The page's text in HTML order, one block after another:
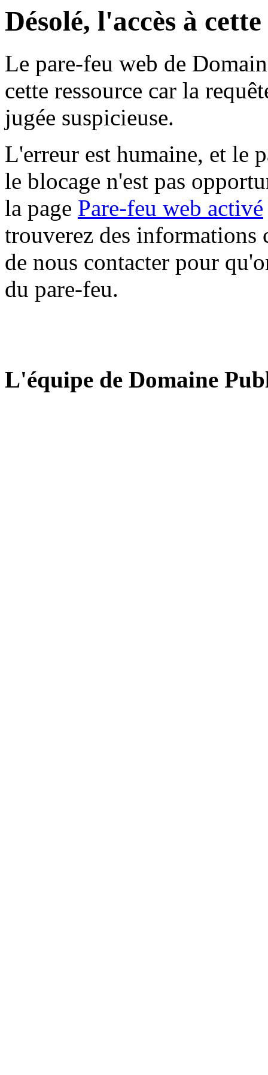
Désolé, l'accès à
Le pare-feu web de
cette ressource car la
jugée suspicieuse.
L'erreur est humaine, et le
le blocage n'est pas
la page Pare-feu web activé
trouverez des informations
de nous contacter pour
du pare-feu.
L'équipe de Domaine